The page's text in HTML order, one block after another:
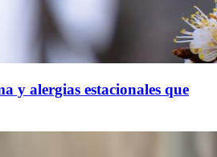
y alergias estacionales que